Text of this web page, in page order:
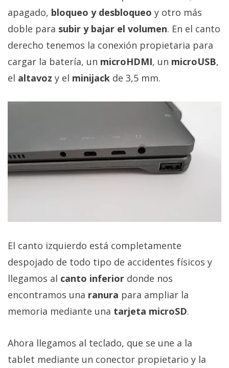
apagado, bloqueo y desbloqueo y otro más
doble para subir y bajar el volumen. En el canto
derecho tenemos la conexión propietaria para
cargar la batería, un microHDMI, un microUSB,
el altavoz y el minijack de 3,5 mm.
El canto izquierdo está completamente
despojado de todo tipo de accidentes físicos y
llegamos al canto inferior donde nos
encontramos una ranura para ampliar la
memoria mediante una tarjeta microSD.
Ahora llegamos al teclado, que se une a la
tablet mediante un conector propietario y la